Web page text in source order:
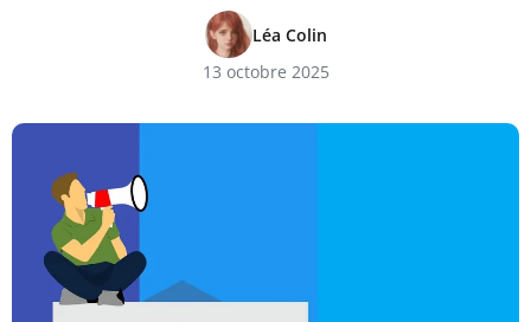
Léa Colin
13 octobre 2025